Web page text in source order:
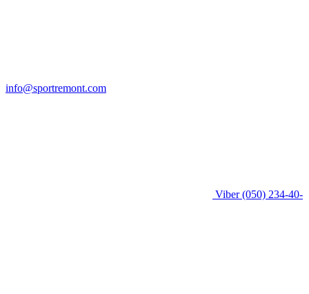
info@sportremont.com
Viber(050) 234-40-